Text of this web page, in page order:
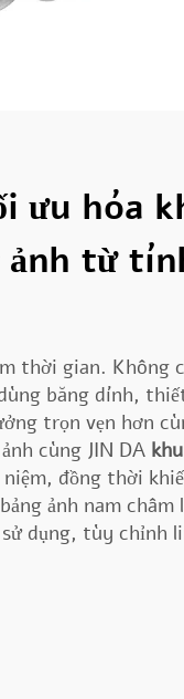
ưu hóa
ảnh từ
thời gian. Không
băng dính,
trọn vẹn hơn
cùng JIN DA
đồng thời
ảnh nam châm
dụng, tùy chỉnh